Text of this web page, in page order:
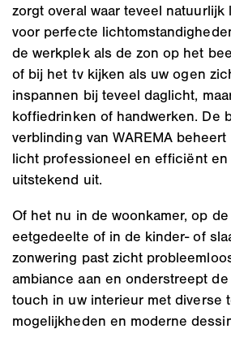
zorgt overal waar teveel
voor perfecte
de werkplek als de zon op het
of bij het tv kijken als uw ogen
inspannen bij teveel daglicht,
koffiedrinken of handwerken. De
verblinding van WAREMA
licht professioneel en efficiënt en
uitstekend uit.
Of het nu in de woonkamer, op
eetgedeelte of in de kinder- of
zonwering past zicht
ambiance aan en onderstreept
touch in uw interieur met diverse
mogelijkheden en moderne